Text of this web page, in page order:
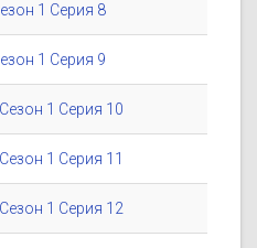
1 Серия 8
1 Серия 9
1 Серия 10
1 Серия 11
1 Серия 12